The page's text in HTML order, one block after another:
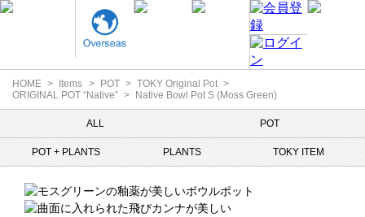
HOME Items POT
TOKY Original Pot
ORIGINAL POT “Native”
Native Bowl Pot S (Moss Green)
ALL POT
POT + PLANTS PLANTS TOKY ITEM